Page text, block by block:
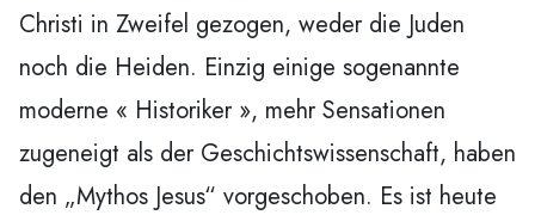
Christi in Zweifel gezogen, weder die Juden
noch die Heiden. Einzig einige sogenannte
moderne « Historiker », mehr Sensationen
zugeneigt als der Geschichtswissenschaft, haben
den „Mythos Jesus“ vorgeschoben. Es ist heute